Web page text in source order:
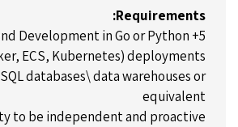
Requirements:
5+ years Backend Development in Go or Python
ECS, Kubernetes) deployments
databases\ data warehouses or
equivalent
to be independent and proactive